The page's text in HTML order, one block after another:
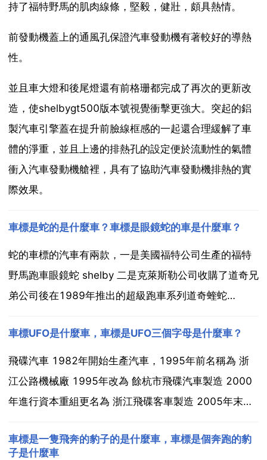
持了福特野馬的肌肉線條，堅毅，健壯，頗具熱情。
前發動機蓋上的通風孔保證汽車發動機有著較好的導熱
性。
並且車大燈和後尾燈還有前格珊都完成了再次的更新改
造，使shelbygt500版本號視覺衝擊更強大。突起的鋁
製汽車引擎蓋在提升前臉線框感的一起還合理緩解了車
體的淨重，並且上邊的排熱孔的設定便於流動性的氣體
衝入汽車發動機艙裡，具有了協助汽車發動機排熱的實
際效果。
車標是蛇的是什麼車？車標是眼鏡蛇的車是什麼車？
蛇的車標的汽車有兩款，一是美國福特公司生產的福特
野馬跑車眼鏡蛇 shelby 二是克萊斯勒公司收購了道奇兄
弟公司後在1989年推出的超級跑車系列道奇蝰蛇
眼鏡蛇。雖然shelby出身於野馬系列，但是嚴格意義上
可以看做獨立車型。眼...
車標UFO是什麼車，車標是UFO三個字母是什麼車？
飛碟汽車 1982年開始生產汽車，1995年前名稱為 浙
江公路機械廠 1995年改為 餘杭市飛碟汽車製造 2000
年進行資本重組更名為 浙江飛碟客車製造 2005年末山
飛碟汽車製造 永源汽車，他有一款越野車叫ufo ufo ufo
車標是一隻飛奔的豹子的是什麼車，車標是個奔跑的豹
子是什麼車